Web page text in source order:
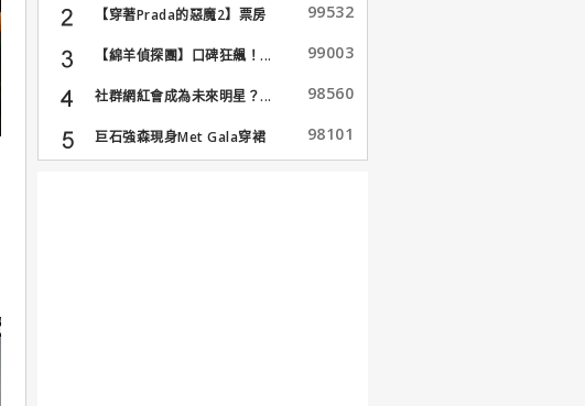
【穿著Prada的惡魔2】票房
99532
【綿羊偵探團】口碑狂飆！... 99003
社群網紅會成為未來明星？... 98560
巨石強森現身Met Gala穿裙
子...
98101